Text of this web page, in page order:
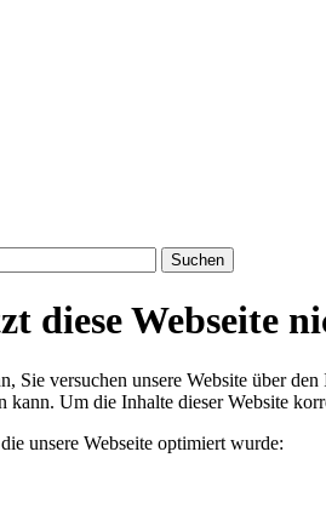
diese Webseite
Sie versuchen unsere Website über
kann. Um die Inhalte dieser Website
unsere Webseite optimiert wurde: